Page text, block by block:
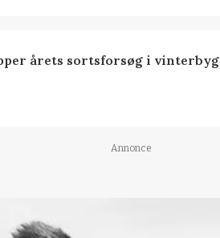
årets sortsforsøg i vinterbyg
Annonce